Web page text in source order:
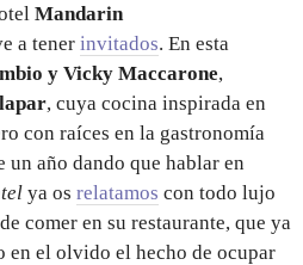
Mandarin
a tener invitados. En esta
y Vicky Maccarone,
, cuya cocina inspirada en
con raíces en la gastronomía
un año dando que hablar en
ya os relatamos con todo lujo
comer en su restaurante, que ya
en el olvido el hecho de ocupar